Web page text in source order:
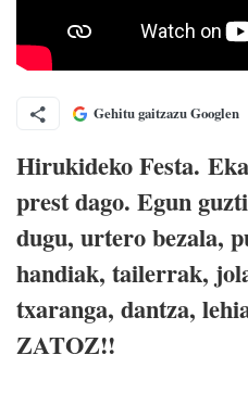
Gehitu gaitzazu Googlen
Hirukideko Festa.
prest dago. Egun
dugu, urtero bezala,
handiak, tailerrak,
txaranga, dantza,
ZATOZ!!